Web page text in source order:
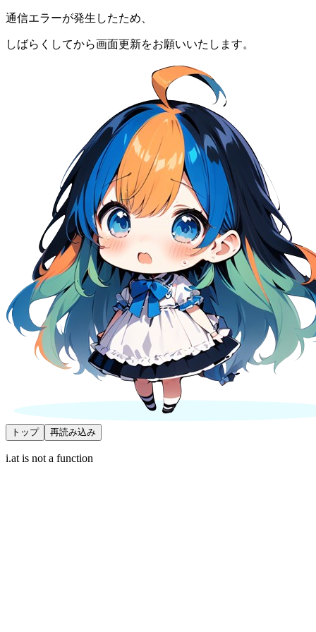
通信エラーが発生したため、
しばらくしてから画面更新をお願いいたします。
トップ 再読み込み
i.at is not a function